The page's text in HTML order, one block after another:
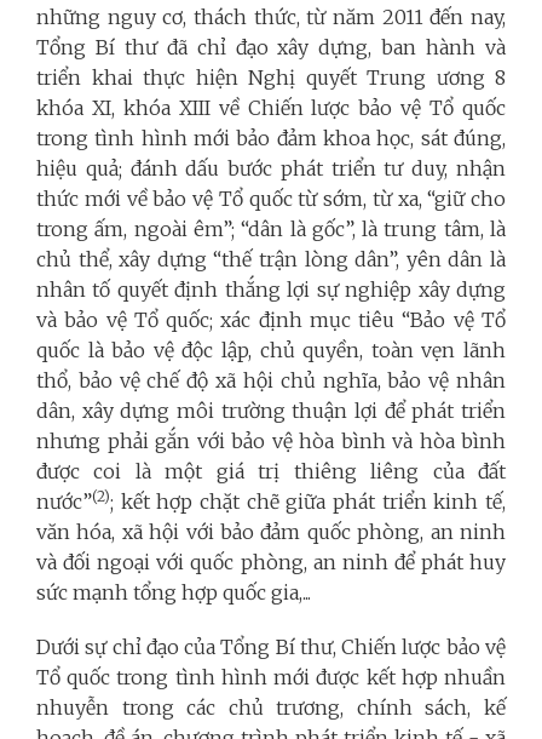
những nguy cơ, thách thức, từ năm 2011 đến nay,
Tổng Bí thư đã chỉ đạo xây dựng, ban hành và
triển khai thực hiện Nghị quyết Trung ương 8
khóa XI, khóa XIII về Chiến lược bảo vệ Tổ quốc
trong tình hình mới bảo đảm khoa học, sát đúng,
hiệu quả; đánh dấu bước phát triển tư duy, nhận
thức mới về bảo vệ Tổ quốc từ sớm, từ xa, “giữ cho
trong ấm, ngoài êm”; “dân là gốc”, là trung tâm, là
chủ thể, xây dựng “thế trận lòng dân”, yên dân là
nhân tố quyết định thắng lợi sự nghiệp xây dựng
và bảo vệ Tổ quốc; xác định mục tiêu “Bảo vệ Tổ
quốc là bảo vệ độc lập, chủ quyền, toàn vẹn lãnh
thổ, bảo vệ chế độ xã hội chủ nghĩa, bảo vệ nhân
dân, xây dựng môi trường thuận lợi để phát triển
nhưng phải gắn với bảo vệ hòa bình và hòa bình
được coi là một giá trị thiêng liêng của đất
nước”(2); kết hợp chặt chẽ giữa phát triển kinh tế,
văn hóa, xã hội với bảo đảm quốc phòng, an ninh
và đối ngoại với quốc phòng, an ninh để phát huy
sức mạnh tổng hợp quốc gia,...
Dưới sự chỉ đạo của Tổng Bí thư, Chiến lược bảo vệ
Tổ quốc trong tình hình mới được kết hợp nhuần
nhuyễn trong các chủ trương, chính sách, kế